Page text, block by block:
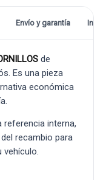
Envío y garantía
de
Es una pieza
económica
referencia interna,
recambio para
vehículo.